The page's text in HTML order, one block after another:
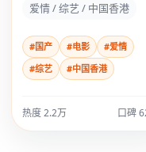
爱情 / 综艺 / 中国香港
#国产 #电影
#爱情
#综艺
#中国香港
热度2.2万 口碑